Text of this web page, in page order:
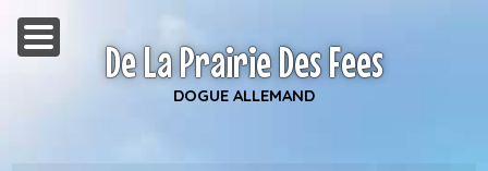
De La Prairie Des Fees
DOGUE ALLEMAND